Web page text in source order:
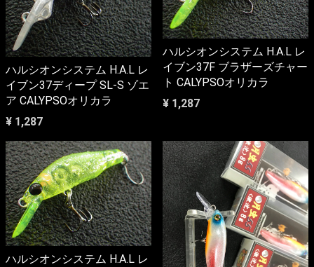
ハルシオンシステム H.A.L レ
イブン37ディープ SL-S ゾエ
ア CALYPSOオリカラ
¥ 1,287
ハルシオンシステム H.A.L レ
イブン37F ブラザーズチャー
ト CALYPSOオリカラ
¥ 1,287
ハルシオンシステム H.A.L レ